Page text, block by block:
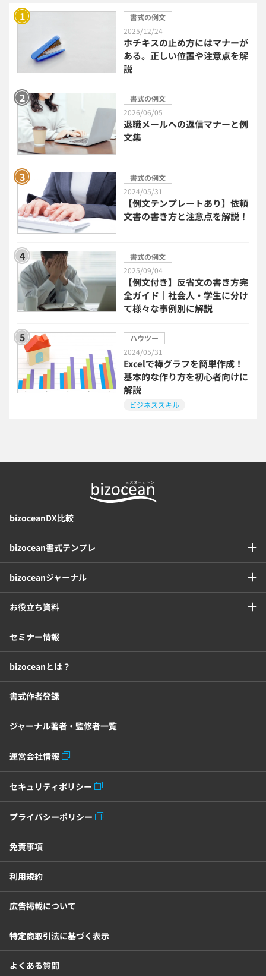
健康管理システム
電子契約システム 会計業務システム
2026年トレンド ビジネススキル
DX・デジタル化 電子帳簿保存法
民法改正対応書式テンプレート
bizoceanお勧め動画
タイアップ
ニューノーマル時代における企業のあり方
インボイス制度解説 税制改正
喪中はがき 働き方改革
書式の例文
2025/12/24
ホチキスの止め方にはマナーが
ある。正しい位置や注意点を解
説
書式の例文
2026/06/05
退職メールへの返信マナーと例
文集
書式の例文
2024/05/31
【例文テンプレートあり】依頼
文書の書き方と注意点を解説！
書式の例文
2025/09/04
【例文付き】反省文の書き方完
全ガイド｜社会人・学生に分け
て様々な事例別に解説
ハウツー
2024/05/31
Excelで棒グラフを簡単作成！
基本的な作り方を初心者向けに
解説
ビジネススキル
bizoceanDX比較
bizocean書式テンプレ
bizoceanジャーナル
お役立ち資料
セミナー情報
bizoceanとは？
書式作者登録
ジャーナル著者・監修者一覧
運営会社情報
セキュリティポリシー
プライバシーポリシー
免責事項
利用規約
広告掲載について
特定商取引法に基づく表示
よくある質問